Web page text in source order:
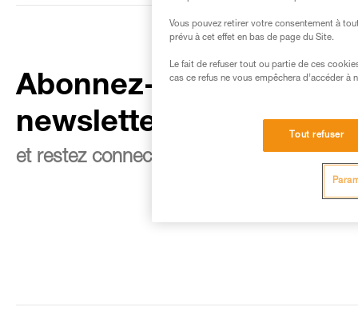
Abonnez-vous à la
newsletter
et restez connecté à notre actualité
Vous pouvez retirer votre consentement à
prévu à cet effet en bas de page du Site.
Le fait de refuser tout ou partie de ces
cas ce refus ne vous empêchera d’accéder à
Tout refuser